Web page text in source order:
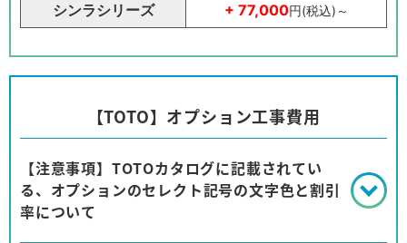
シンラシリーズ + 77,000円(税込)～
【TOTO】オプション工事費用
【注意事項】TOTOカタログに記載されてい
る、オプションのセレクト記号の文字色と割引
率について